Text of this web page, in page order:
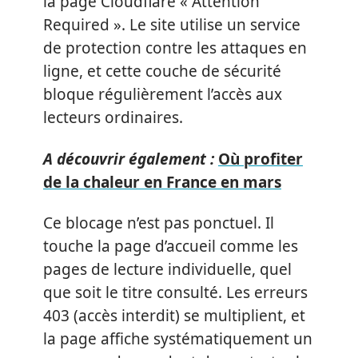
Required ». Le site utilise un service
de protection contre les attaques en
ligne, et cette couche de sécurité
bloque régulièrement l’accès aux
lecteurs ordinaires.
A découvrir également : Où profiter
de la chaleur en France en mars
Ce blocage n’est pas ponctuel. Il
touche la page d’accueil comme les
pages de lecture individuelle, quel
que soit le titre consulté. Les erreurs
403 (accès interdit) se multiplient, et
la page affiche systématiquement un